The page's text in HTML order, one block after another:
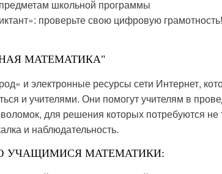
школьной программы
проверьте свою цифровую
МАТЕМАТИКА"
и электронные ресурсы сети Интернет,
и учителями. Они помогут учителям в
для решения которых потребуются не
и наблюдательность.
УЧАЩИМИСЯ МАТЕМАТИКИ: